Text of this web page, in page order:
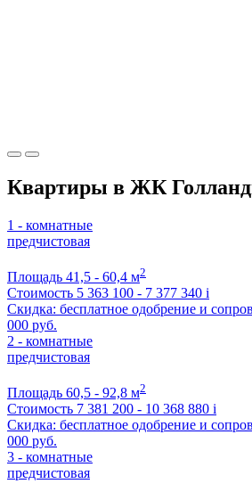
Квартиры в ЖК
1 - комнатные
предчистовая
Площадь 41,5 - 60,4 м2
Стоимость 5 363 100 - 7 377 340 i
Скидка: бесплатное одобрение и
000 руб.
2 - комнатные
предчистовая
Площадь 60,5 - 92,8 м2
Стоимость 7 381 200 - 10 368 880 i
Скидка: бесплатное одобрение и
000 руб.
3 - комнатные
предчистовая